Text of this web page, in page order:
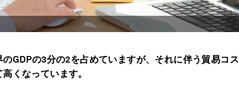
GDPの3分の2を占めていますが、それに伴う貿易コス
くなっています。